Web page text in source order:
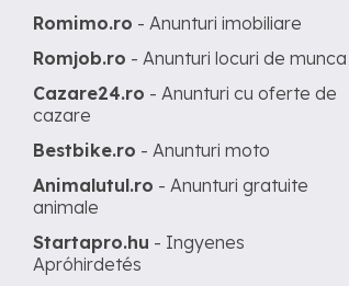
Romimo.ro - Anunturi imobiliare
Romjob.ro - Anunturi locuri de munca
Cazare24.ro - Anunturi cu oferte de
cazare
Bestbike.ro - Anunturi moto
Animalutul.ro - Anunturi gratuite
animale
Startapro.hu - Ingyenes
Apróhirdetés